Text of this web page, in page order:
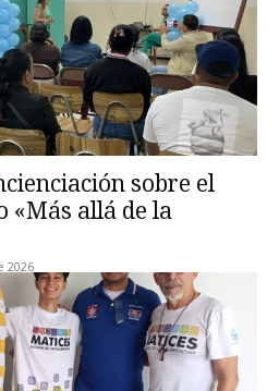
sobre el
«Más allá de la
2026